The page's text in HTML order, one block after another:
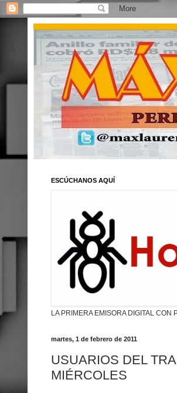
ESCÚCHANOS AQUÍ
LA PRIMERA EMISORA DIGITAL CON
martes, 1 de febrero de 2011
USUARIOS DEL
MIÉRCOLES